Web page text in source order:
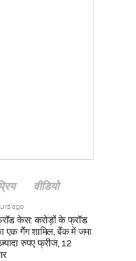
वीडियो
ago
केस: करोड़ों के फ्रॉड
एक गैंग शामिल, बैंक में जमा
रुपए फ्रीज, 12